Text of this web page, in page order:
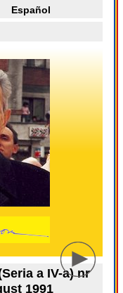
Español
a IV-a) nr
1991